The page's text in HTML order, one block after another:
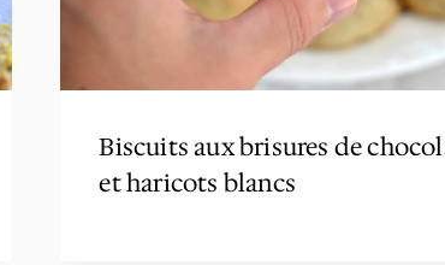
Biscuits aux brisures de
et haricots blancs